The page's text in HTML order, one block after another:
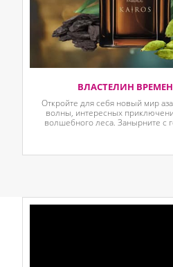
ВЛАСТЕЛИН
Откройте для себя новый мир
волны, интересных
волшебного леса. Занырните с